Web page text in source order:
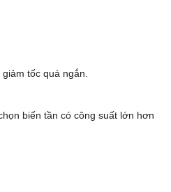
tốc quá ngắn.
biến tần có công suất lớn hơn